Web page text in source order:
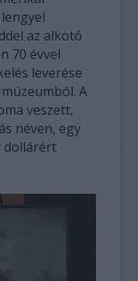
az alkotó
70 évvel
leverése
A
veszett,
néven, egy
dollárért